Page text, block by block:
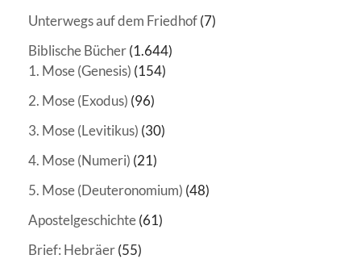
Unterwegs auf dem Friedhof(7)
Biblische Bücher(1.644)
1. Mose (Genesis) (154)
2. Mose (Exodus) (96)
3. Mose (Levitikus) (30)
4. Mose (Numeri) (21)
5. Mose (Deuteronomium) (48)
Apostelgeschichte(61)
Brief: Hebräer(55)